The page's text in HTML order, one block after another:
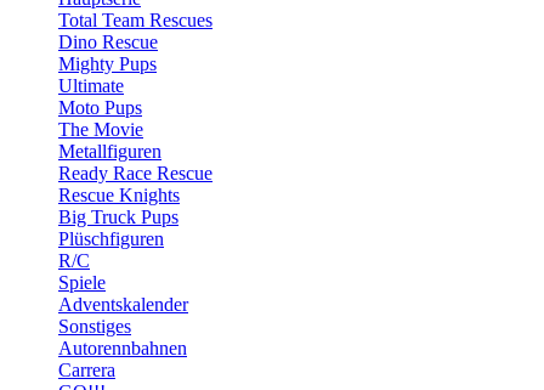
Total Team Rescues
Dino Rescue
Mighty Pups
Ultimate
Moto Pups
The Movie
Metallfiguren
Ready Race Rescue
Rescue Knights
Big Truck Pups
Plüschfiguren
R/C
Spiele
Adventskalender
Sonstiges
Autorennbahnen
Carrera